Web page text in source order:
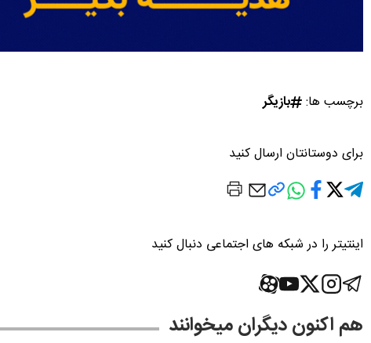
برچسب ها: بازیگر
برای دوستانتان ارسال کنید
اینتیتر را در شبکه های اجتماعی دنبال کنید
هم اکنون دیگران میخوانند